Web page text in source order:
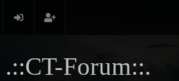
.::CT-Forum::.